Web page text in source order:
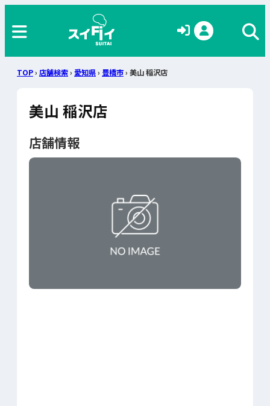
TOP› 店舗検索› 愛知県› 豊橋市› 美山 稲沢店
美山 稲沢店
店舗情報
>